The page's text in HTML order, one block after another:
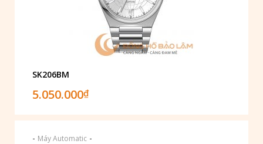
SK206BM
5.050.000₫
- Máy Automatic -